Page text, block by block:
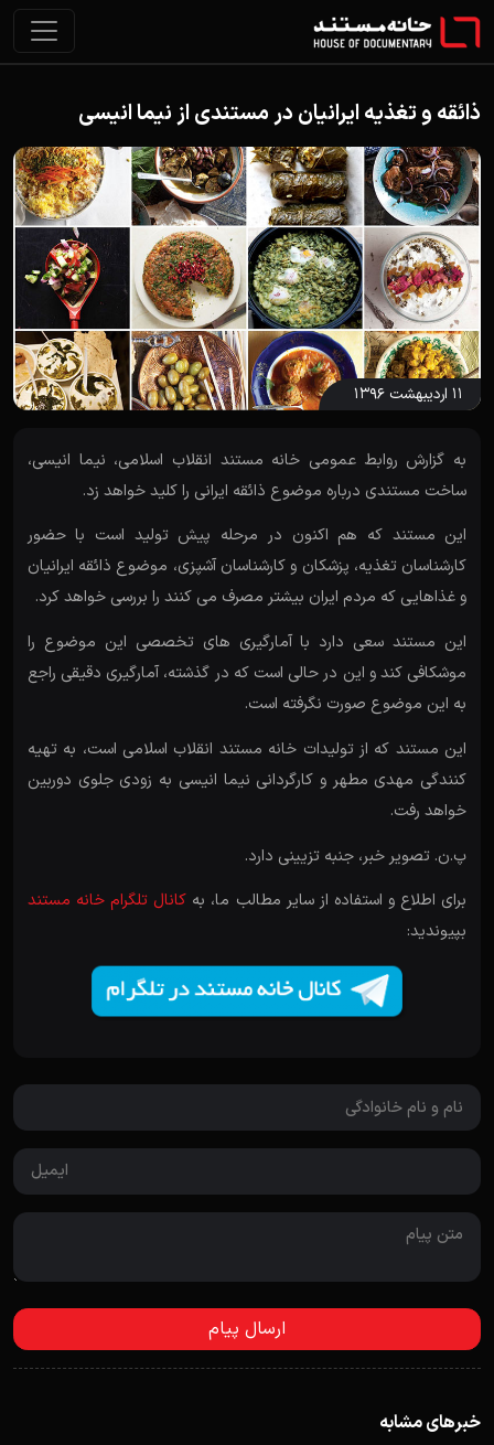
ذائقه و تغذیه ایرانیان در مستندی از نیما انیسی
۱۱ اردیبهشت ۱۳۹۶
به گزارش روابط عمومی خانه مستند انقلاب اسلامی، نیما انیسی،
ساخت مستندی درباره موضوع ذائقه ایرانی را کلید خواهد زد.
این مستند که هم اکنون در مرحله پیش تولید است با حضور
کارشناسان تغذیه، پزشکان و کارشناسان آشپزی، موضوع ذائقه ایرانیان
و غذاهایی که مردم ایران بیشتر مصرف می کنند را بررسی خواهد کرد.
این مستند سعی دارد با آمارگیری های تخصصی این موضوع را
موشکافی کند و این در حالی است که در گذشته، آمارگیری دقیقی راجع
به این موضوع صورت نگرفته است.
این مستند که از تولیدات خانه مستند انقلاب اسلامی است، به تهیه
کنندگی مهدی مطهر و کارگردانی نیما انیسی به زودی جلوی دوربین
خواهد رفت.
پ.ن. تصویر خبر، جنبه تزیینی دارد.
برای اطلاع و استفاده از سایر مطالب ما، به کانال تلگرام خانه مستند
بپیوندید:
خبرهای مشابه